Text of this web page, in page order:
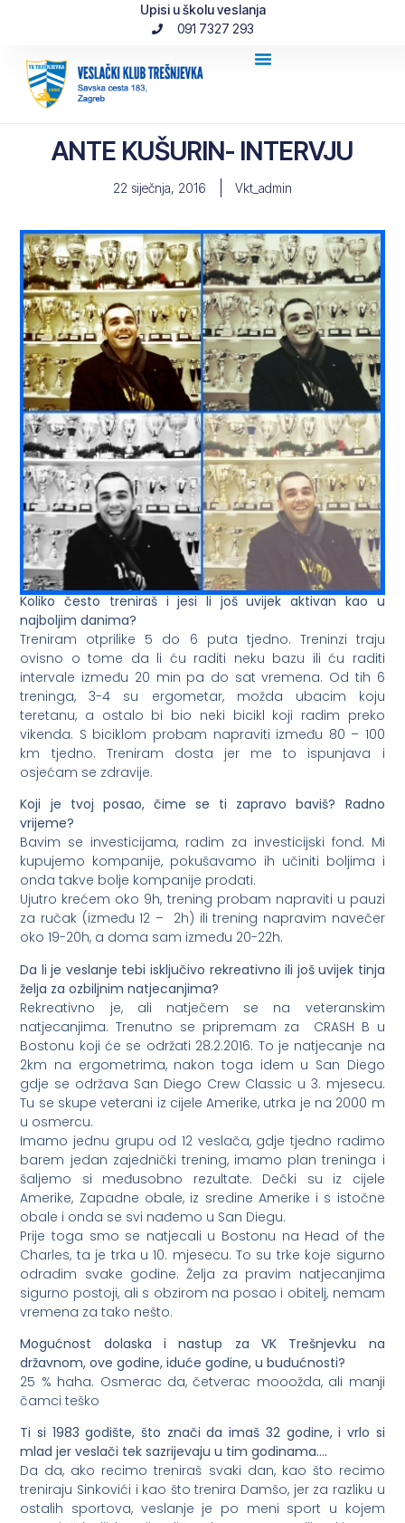
Upisi u školu veslanja
091 7327 293
ANTE KUŠURIN- INTERVJU
22 siječnja, 2016 Vkt_admin
Koliko često treniraš i jesi li još uvijek aktivan kao u
najboljim danima?
Treniram otprilike 5 do 6 puta tjedno. Treninzi traju
ovisno o tome da li ću raditi neku bazu ili ću raditi
intervale između 20 min pa do sat vremena. Od tih 6
treninga, 3-4 su ergometar, možda ubacim koju
teretanu, a ostalo bi bio neki bicikl koji radim preko
vikenda. S biciklom probam napraviti između 80 – 100
km tjedno. Treniram dosta jer me to ispunjava i
osjećam se zdravije.
Koji je tvoj posao, čime se ti zapravo baviš? Radno
vrijeme?
Bavim se investicijama, radim za investicijski fond. Mi
kupujemo kompanije, pokušavamo ih učiniti boljima i
onda takve bolje kompanije prodati.
Ujutro krećem oko 9h, trening probam napraviti u pauzi
za ručak (između 12 – 2h) ili trening napravim navečer
oko 19-20h, a doma sam između 20-22h.
Da li je veslanje tebi isključivo rekreativno ili još uvijek tinja
želja za ozbiljnim natjecanjima?
Rekreativno je, ali natječem se na veteranskim
natjecanjima. Trenutno se pripremam za CRASH B u
Bostonu koji će se održati 28.2.2016. To je natjecanje na
2km na ergometrima, nakon toga idem u San Diego
gdje se održava San Diego Crew Classic u 3. mjesecu.
Tu se skupe veterani iz cijele Amerike, utrka je na 2000 m
u osmercu.
Imamo jednu grupu od 12 veslača, gdje tjedno radimo
barem jedan zajednički trening, imamo plan treninga i
šaljemo si međusobno rezultate. Dečki su iz cijele
Amerike, Zapadne obale, iz sredine Amerike i s istočne
obale i onda se svi nađemo u San Diegu.
Prije toga smo se natjecali u Bostonu na Head of the
Charles, ta je trka u 10. mjesecu. To su trke koje sigurno
odradim svake godine. Želja za pravim natjecanjima
sigurno postoji, ali s obzirom na posao i obitelj, nemam
vremena za tako nešto.
Mogućnost dolaska i nastup za VK Trešnjevku na
državnom, ove godine, iduće godine, u budućnosti?
25 % haha. Osmerac da, četverac mooožda, ali manji
čamci teško
Ti si 1983 godište, što znači da imaš 32 godine, i vrlo si
mlad jer veslači tek sazrijevaju u tim godinama….
Da da, ako recimo treniraš svaki dan, kao što recimo
treniraju Sinkovići i kao što trenira Damšo, jer za razliku u
ostalih sportova, veslanje je po meni sport u kojem